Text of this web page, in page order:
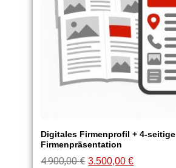
Digitales Firmenprofil + 4-seitige
Firmenpräsentation
4.900,00€ 3.500,00€